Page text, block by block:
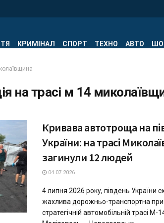
КРИМІНАЛ СПОРТ ТЕХНО АВТО
на трасі м 14
Кривава автотроща на
України: на трасі
загинули 12 людей
04.07.2026
4 липня 2026 року, південь України
жахлива дорожньо-транспортна
стратегічній автомобільній трасі М-